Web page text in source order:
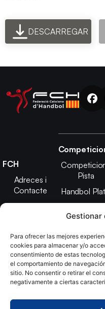
Gestionar
Para ofrecer las mejores
cookies para almacenar y/o
consentimiento de estas
el comportamiento de
sitio. No consentir o retirar el
negativamente a ciertas
DESCARREGAR
FCH
Adreces i
Contacte
Junta Directiva
2025
Estatuts
Transparència
Imatge
Pista
Handbol